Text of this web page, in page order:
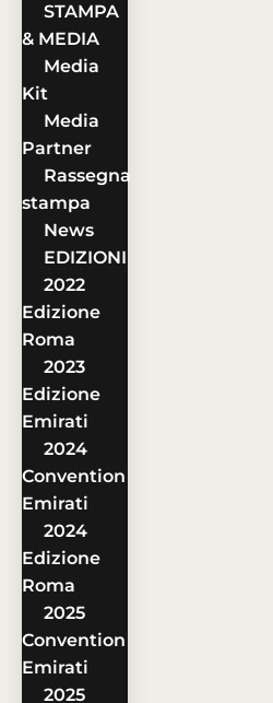
STAMPA
& MEDIA
Media
Kit
Media
Partner
Rassegna
stampa
News
EDIZIONI
2022
Edizione
Roma
2023
Edizione
Emirati
2024
Convention
Emirati
2024
Edizione
Roma
2025
Convention
Emirati
2025